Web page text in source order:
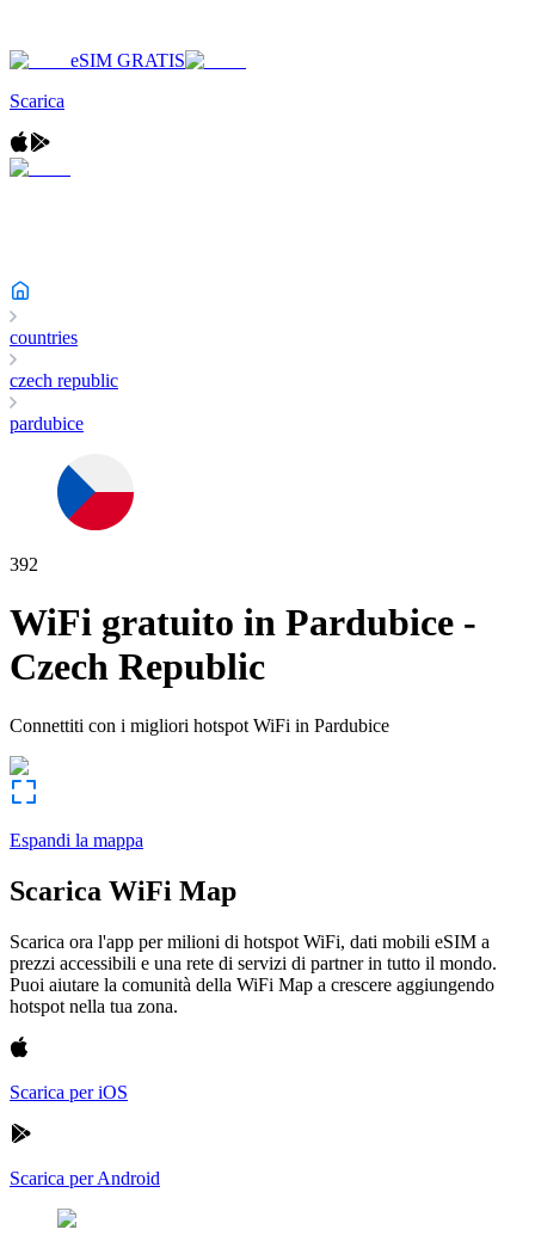
eSIM GRATIS
Scarica
countries
czech republic
pardubice
392
WiFi gratuito in Pardubice -
Czech Republic
Connettiti con i migliori hotspot WiFi in Pardubice
Espandi la mappa
Scarica WiFi Map
Scarica ora l'app per milioni di hotspot WiFi, dati mobili eSIM a
prezzi accessibili e una rete di servizi di partner in tutto il mondo.
Puoi aiutare la comunità della WiFi Map a crescere aggiungendo
hotspot nella tua zona.
Scarica per iOS
Scarica per Android